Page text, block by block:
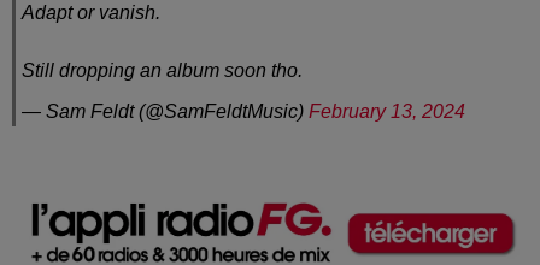
Adapt or vanish.
Still dropping an album soon tho.
— Sam Feldt (@SamFeldtMusic) February 13, 2024